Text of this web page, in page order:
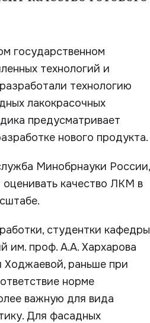
государственном
технологий и
технологию
лакокрасочных
предусматривает
нового продукта.
Минобрнауки России,
оценивать качество ЛКМ в
студентки кафедры
им. проф. А.А. Хархарова
раньше при
норме
важную для вида
Для фасадных